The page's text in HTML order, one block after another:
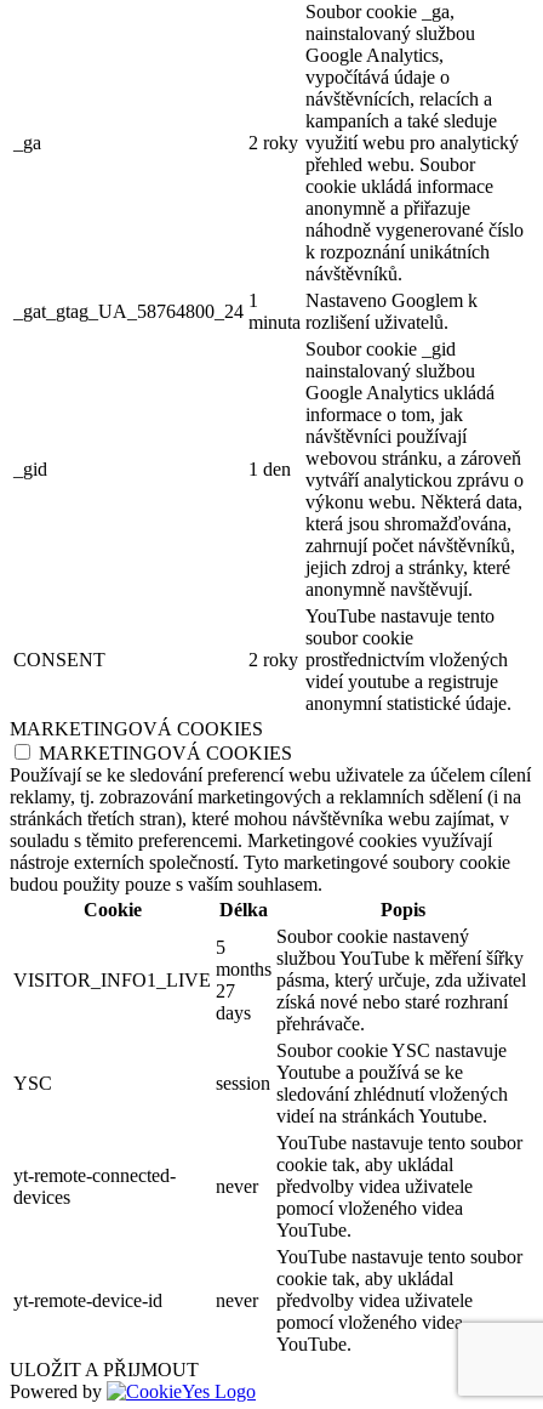
_ga 2 roky
Soubor cookie _ga,
nainstalovaný službou
Google Analytics,
vypočítává údaje o
návštěvnících, relacích a
kampaních a také sleduje
využití webu pro analytický
přehled webu. Soubor
cookie ukládá informace
anonymně a přiřazuje
náhodně vygenerované číslo
k rozpoznání unikátních
návštěvníků.
_gat_gtag_UA_58764800_24
1
minuta
Nastaveno Googlem k
rozlišení uživatelů.
_gid 1 den
Soubor cookie _gid
nainstalovaný službou
Google Analytics ukládá
informace o tom, jak
návštěvníci používají
webovou stránku, a zároveň
vytváří analytickou zprávu o
výkonu webu. Některá data,
která jsou shromažďována,
zahrnují počet návštěvníků,
jejich zdroj a stránky, které
anonymně navštěvují.
CONSENT 2 roky
YouTube nastavuje tento
soubor cookie
prostřednictvím vložených
videí youtube a registruje
anonymní statistické údaje.
MARKETINGOVÁ COOKIES
MARKETINGOVÁ COOKIES
Používají se ke sledování preferencí webu uživatele za účelem cílení
reklamy, tj. zobrazování marketingových a reklamních sdělení (i na
stránkách třetích stran), které mohou návštěvníka webu zajímat, v
souladu s těmito preferencemi. Marketingové cookies využívají
nástroje externích společností. Tyto marketingové soubory cookie
budou použity pouze s vaším souhlasem.
Cookie
Délka Popis
VISITOR_INFO1_LIVE
5
months
27
days
Soubor cookie nastavený
službou YouTube k měření šířky
pásma, který určuje, zda uživatel
získá nové nebo staré rozhraní
přehrávače.
YSC session
Soubor cookie YSC nastavuje
Youtube a používá se ke
sledování zhlédnutí vložených
videí na stránkách Youtube.
yt-remote-connected-
devices
never
YouTube nastavuje tento soubor
cookie tak, aby ukládal
předvolby videa uživatele
pomocí vloženého videa
YouTube.
yt-remote-device-id never
YouTube nastavuje tento soubor
cookie tak, aby ukládal
předvolby videa uživatele
pomocí vloženého videa
YouTube.
ULOŽIT A PŘIJMOUT
Powered by